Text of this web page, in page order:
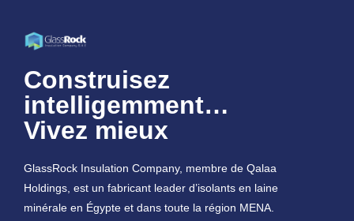
Construisez
intelligemment…
Vivez mieux
GlassRock Insulation Company, membre de Qalaa
Holdings, est un fabricant leader d’isolants en laine
minérale en Égypte et dans toute la région MENA.